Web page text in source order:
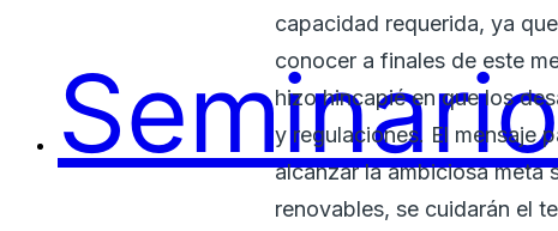
capacidad requerida, ya
conocer a finales de este
hizo hincapié en que los
y regulaciones. El mensaje
alcanzar la ambiciosa meta
renovables, se cuidarán el